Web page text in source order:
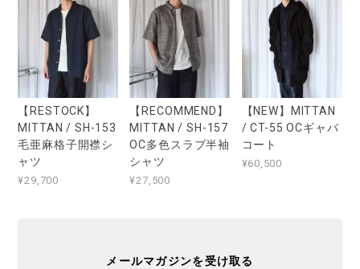
【RESTOCK】
MITTAN / SH-153
毛亜麻格子開襟シ
ャツ
¥29,700
【RECOMMEND】
MITTAN / SH-157
OC多色スラブ半袖
シャツ
¥27,500
【NEW】MITTAN
/ CT-55 OCギャバ
コート
¥60,500
メールマガジンを受け取る